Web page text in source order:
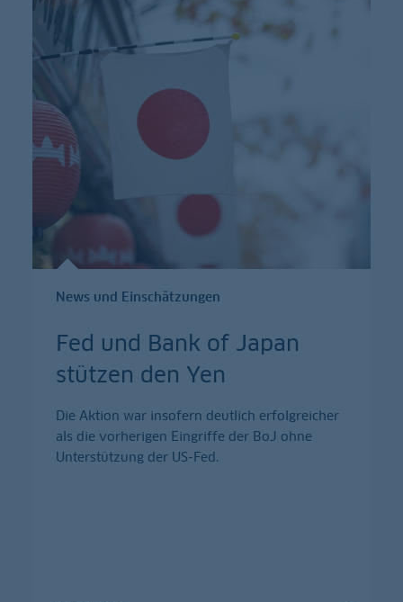
News und Einschätzungen
Fed und Bank of Japan
stützen den Yen
Die Aktion war insofern deutlich erfolgreicher
als die vorherigen Eingriffe der BoJ ohne
Unterstützung der US-Fed.